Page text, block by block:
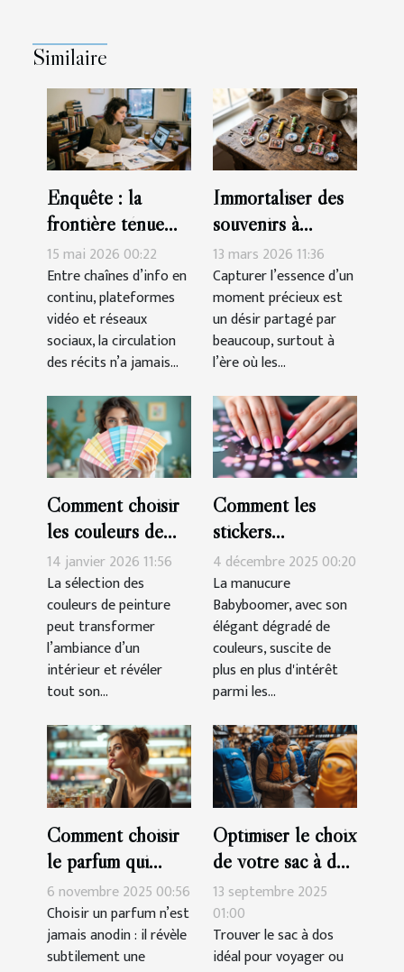
Similaire
Enquête : la
frontière ténue
entre information,
culture et
manipulation
15 mai 2026 00:22
Entre chaînes d’info en
continu, plateformes
vidéo et réseaux
sociaux, la circulation
des récits n’a jamais...
Immortaliser des
souvenirs à
travers des porte-
clés sur mesure
13 mars 2026 11:36
Capturer l’essence d’un
moment précieux est
un désir partagé par
beaucoup, surtout à
l’ère où les...
Comment choisir
les couleurs de
peinture pour
harmoniser votre
espace ?
14 janvier 2026 11:56
La sélection des
couleurs de peinture
peut transformer
l’ambiance d’un
intérieur et révéler
tout son...
Comment les
stickers
simplifient-ils la
réalisation d'une
manucure
Babyboomer ?
4 décembre 2025 00:20
La manucure
Babyboomer, avec son
élégant dégradé de
couleurs, suscite de
plus en plus d'intérêt
parmi les...
Comment choisir
le parfum qui
complète votre
personnalité?
6 novembre 2025 00:56
Choisir un parfum n’est
jamais anodin : il révèle
subtilement une
Optimiser le choix
de votre sac à dos
pour voyages et
randonnées
13 septembre 2025
01:00
Trouver le sac à dos
idéal pour voyager ou